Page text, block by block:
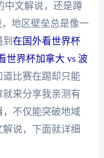
中文解说，还是蹲
地区壁垒总是像一
在国外看世界杯
世界杯加拿大 vs 波
比赛在踢却只能
来分享我亲测有
不仅能突破地域
说，下面就详细